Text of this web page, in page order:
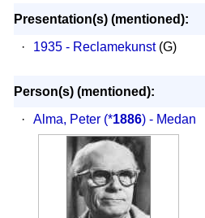
Presentation(s) (mentioned):
·
1935 - Reclamekunst(G)
Person(s) (mentioned):
·
Alma, Peter (*1886) - Medan